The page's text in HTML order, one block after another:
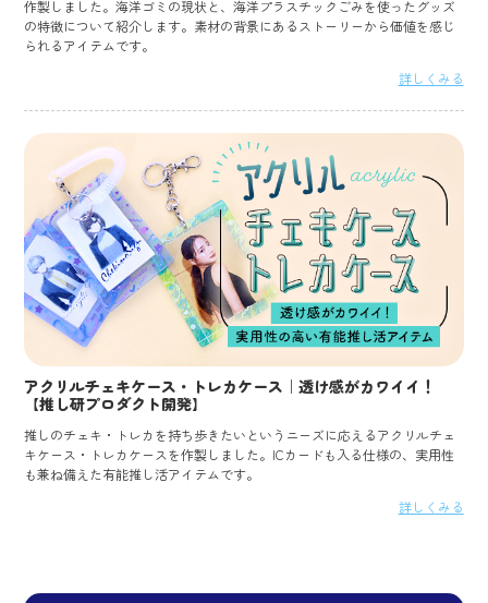
作製しました。海洋ゴミの現状と、海洋プラスチックごみを使ったグッズ
の特徴について紹介します。素材の背景にあるストーリーから価値を感じ
られるアイテムです。
詳しくみる
アクリルチェキケース・トレカケース｜透け感がカワイイ！
【推し研プロダクト開発】
推しのチェキ・トレカを持ち歩きたいというニーズに応えるアクリルチェ
キケース・トレカケースを作製しました。ICカードも入る仕様の、実用性
も兼ね備えた有能推し活アイテムです。
詳しくみる